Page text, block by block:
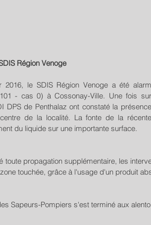
Région Venoge
2016, le SDIS Région Venoge a été
- cas 0) à Cossonay-Ville. Une fois
DPS de Penthalaz ont constaté la
de la localité. La fonte de la
du liquide sur une importante surface.
toute propagation supplémentaire, les
touchée, grâce à l'usage d'un produit
Sapeurs-Pompiers s'est terminé aux